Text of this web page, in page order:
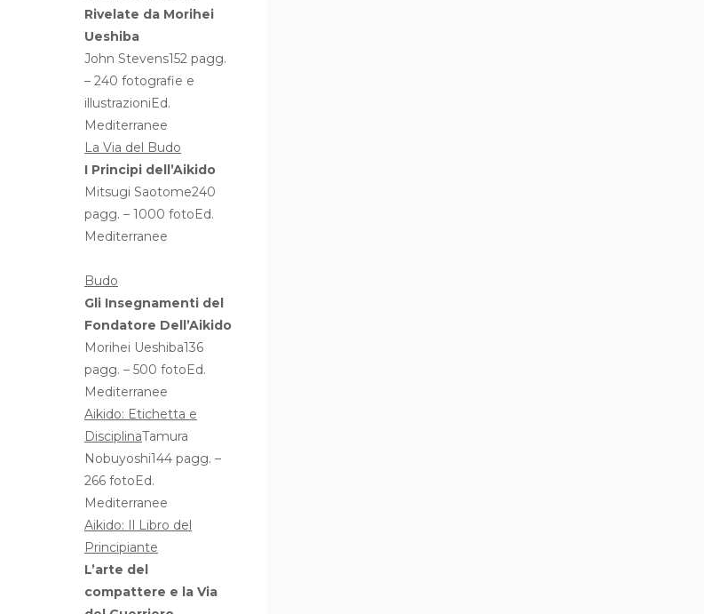
Rivelate da Morihei
Ueshiba
John Stevens152 pagg.
– 240 fotografie e
illustrazioniEd.
Mediterranee
La Via del Budo
I Principi dell’Aikido
Mitsugi Saotome240
pagg. – 1000 fotoEd.
Mediterranee
Budo
Gli Insegnamenti del
Fondatore Dell’Aikido
Morihei Ueshiba136
pagg. – 500 fotoEd.
Mediterranee
Aikido: Etichetta e
DisciplinaTamura
Nobuyoshi144 pagg. –
266 fotoEd.
Mediterranee
Aikido: Il Libro del
Principiante
L’arte del
compattere e la Via